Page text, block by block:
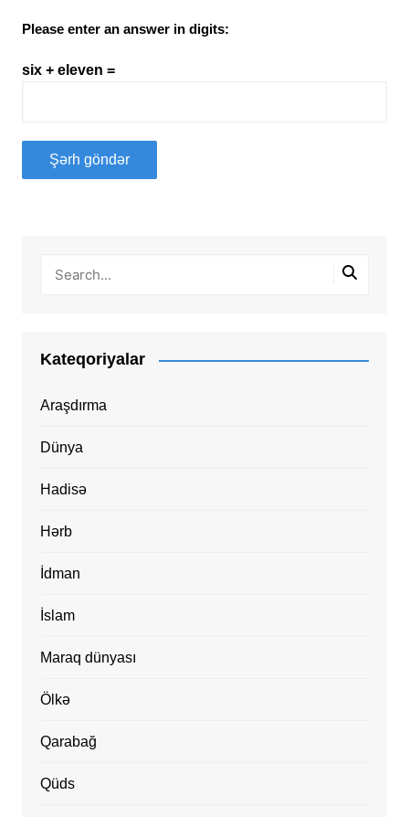
Please enter an answer in digits:
six + eleven =
Kateqoriyalar
Araşdırma
Dünya
Hadisə
Hərb
İdman
İslam
Maraq dünyası
Ölkə
Qarabağ
Qüds